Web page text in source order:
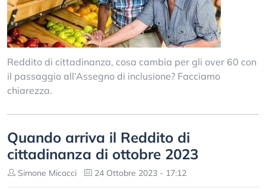
Reddito di cittadinanza, cosa cambia per gli over 60 con
il passaggio all’Assegno di inclusione? Facciamo
chiarezza.
Quando arriva il Reddito di
cittadinanza di ottobre 2023
Simone Micocci 24 Ottobre 2023 - 17:12